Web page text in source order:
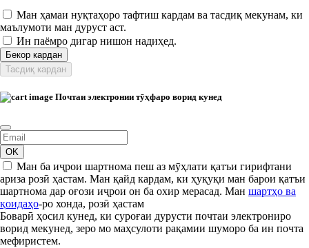
Ман ҳамаи нуқтаҳоро тафтиш кардам ва тасдиқ мекунам, ки
маълумоти ман дуруст аст.
Ин паёмро дигар нишон надиҳед.
Бекор кардан
Тасдиқ кардан
Почтаи электронии тӯҳфаро ворид кунед
OK
Ман ба иҷрои шартнома пеш аз мӯҳлати қатъи гирифтани
ариза розӣ ҳастам. Ман қайд кардам, ки ҳуқуқи ман барои қатъи
шартнома дар оғози иҷрои он ба охир мерасад. Ман шартҳо ва
қоидаҳо-ро хонда, розӣ ҳастам
Боварӣ ҳосил кунед, ки суроғаи дурусти почтаи электрониро
ворид мекунед, зеро мо маҳсулоти рақамии шуморо ба ин почта
мефиристем.